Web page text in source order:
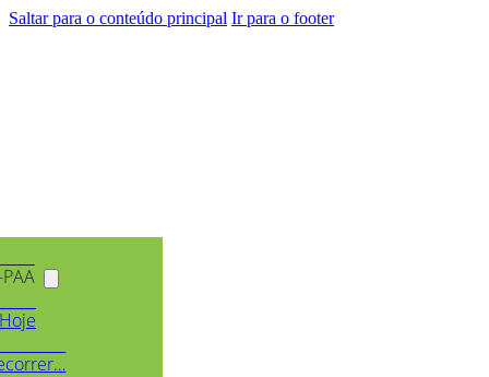
Saltar para o conteúdo principal Ir para o footer